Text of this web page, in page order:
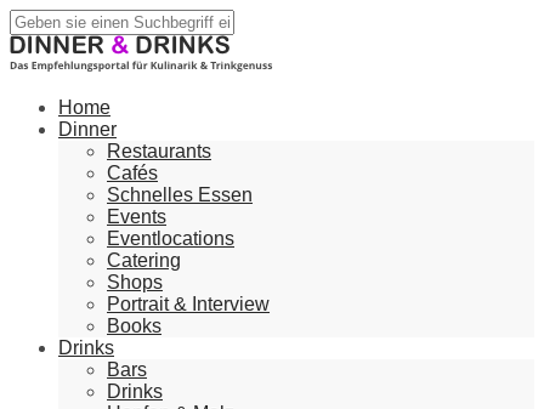
Home
Dinner
Restaurants
Cafés
Schnelles Essen
Events
Eventlocations
Catering
Shops
Portrait & Interview
Books
Drinks
Bars
Drinks